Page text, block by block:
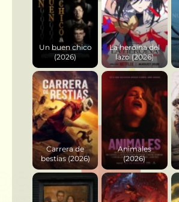
Un buen chico
(2026)
La heroína del
lazo (2026)
Carrera de
bestias (2026)
Animales
(2026)